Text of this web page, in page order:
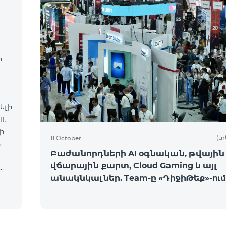
11 October
Բաժանորդների AI օգնական, թվային
վճարային քարտ, Cloud Gaming և այլ
անակնկալներ. Team-ը «ԴիջիԹեք»-ում